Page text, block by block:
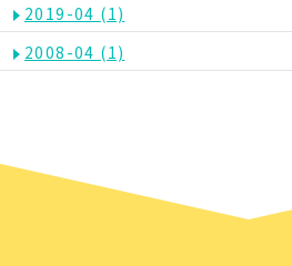
2019-04 (1)
2008-04 (1)